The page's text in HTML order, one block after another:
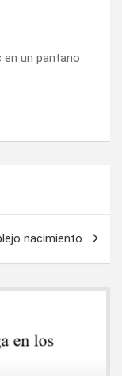
en un pantano
nacimiento